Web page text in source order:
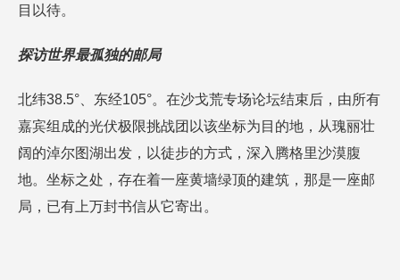
目以待。
探访世界最孤独的邮局
北纬38.5°、东经105°。在沙戈荒专场论坛结束后，由所有
嘉宾组成的光伏极限挑战团以该坐标为目的地，从瑰丽壮
阔的淖尔图湖出发，以徒步的方式，深入腾格里沙漠腹
地。坐标之处，存在着一座黄墙绿顶的建筑，那是一座邮
局，已有上万封书信从它寄出。